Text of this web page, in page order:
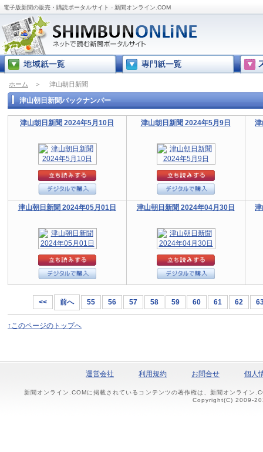
電子版新聞の販売・購読ポータルサイト - 新聞オンライン.COM
ホーム ＞ 津山朝日新聞
津山朝日新聞バックナンバー
津山朝日新聞 2024年5月10日 津山朝日新聞 2024年5月9日
津山朝日新聞 2024年05月01日 津山朝日新聞 2024年04月30日
<< 前へ 55 56 57 58 59 60 61 62
↑このページのトップへ
運営会社 利用規約 お問合せ 個人
新聞オンライン.COMに掲載されているコンテンツの著作権は、新聞オンライン
Copyright(C) 2009-